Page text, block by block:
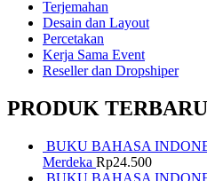
Terjemahan
Desain dan Layout
Percetakan
Kerja Sama Event
Reseller dan Dropshiper
PRODUK TERBARU
BUKU BAHASA
Merdeka Rp24.500
BUKU BAHASA